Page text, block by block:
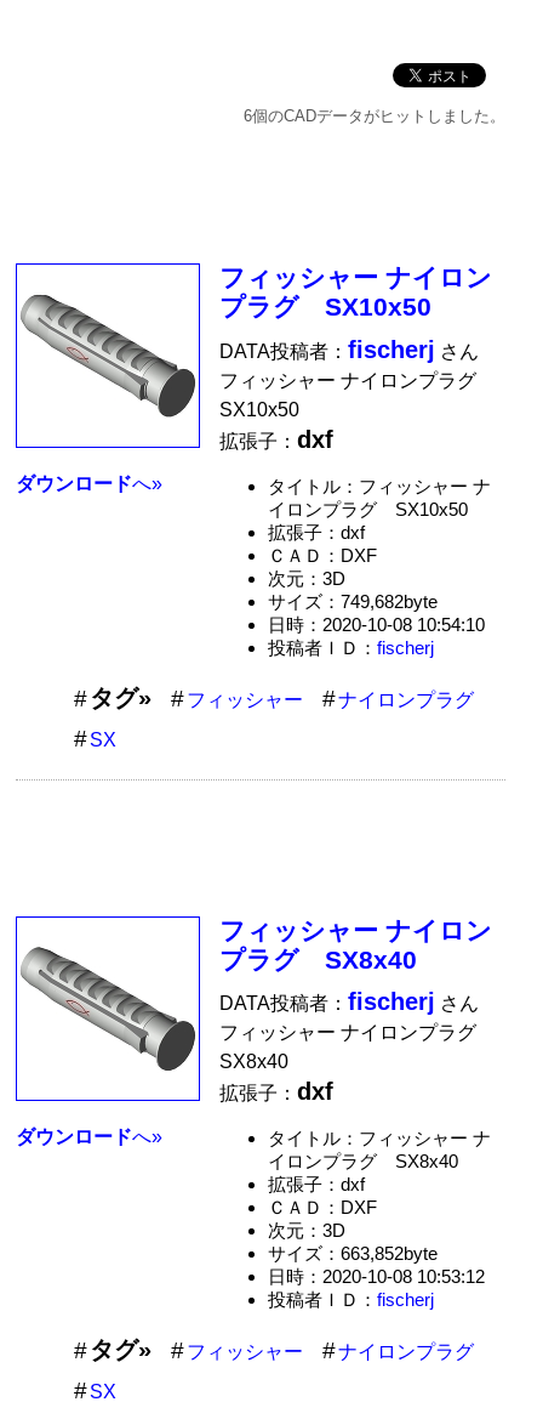
6個のCADデータがヒットしました。
ダウンロードへ»
フィッシャー ナイロン
プラグ SX10x50
DATA投稿者：fischerj さん
フィッシャー ナイロンプラグ
SX10x50
拡張子：dxf
タイトル：フィッシャー ナ
イロンプラグ SX10x50
拡張子：dxf
ＣＡＤ：DXF
次元：3D
サイズ：749,682byte
日時：2020-10-08 10:54:10
投稿者ＩＤ： fischerj
タグ» フィッシャー
ナイロンプラグ
SX
ダウンロードへ»
フィッシャー ナイロン
プラグ SX8x40
DATA投稿者：fischerj さん
フィッシャー ナイロンプラグ
SX8x40
拡張子：dxf
タイトル：フィッシャー ナ
イロンプラグ SX8x40
拡張子：dxf
ＣＡＤ：DXF
次元：3D
サイズ：663,852byte
日時：2020-10-08 10:53:12
投稿者ＩＤ： fischerj
タグ» フィッシャー
ナイロンプラグ
SX